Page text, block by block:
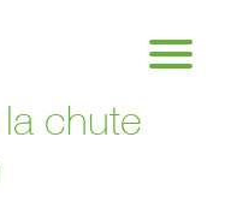
chute